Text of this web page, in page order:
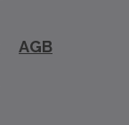
AGB